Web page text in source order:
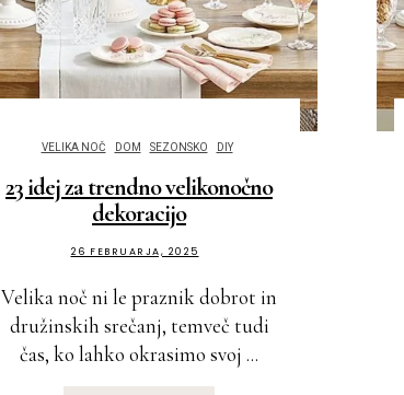
VELIKA NOČ DOM SEZONSKO DIY
23 idej za trendno velikonočno
dekoracijo
26 FEBRUARJA, 2025
Velika noč ni le praznik dobrot in
družinskih srečanj, temveč tudi
čas, ko lahko okrasimo svoj ...